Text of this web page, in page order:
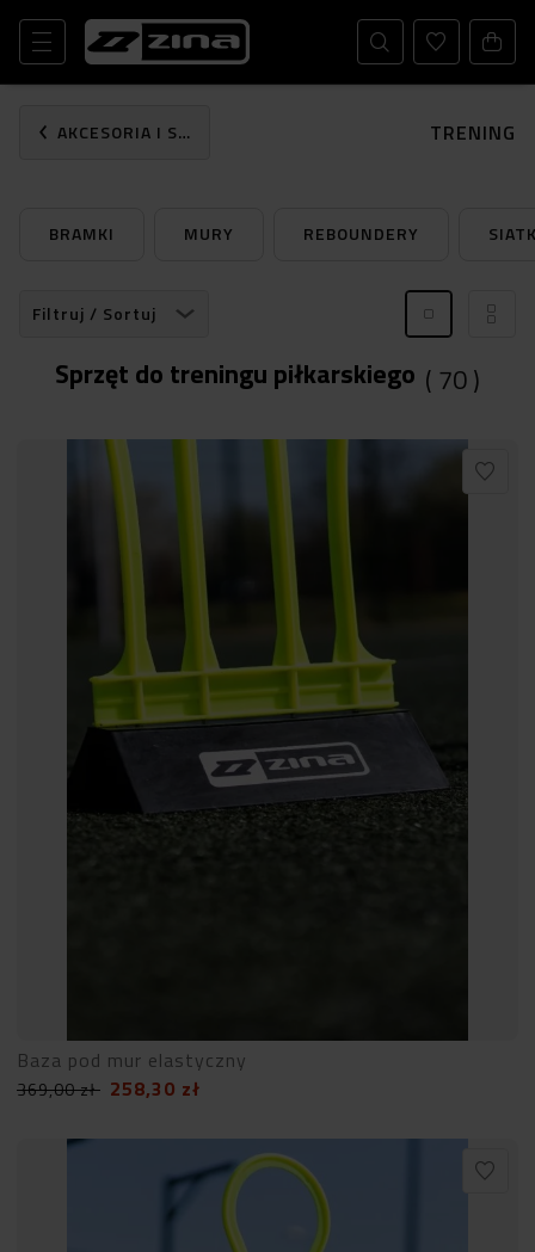
AKCESORIA I SPRZĘT SPORTOWY TRENING
BRAMKI MURY REBOUNDERY
Filtruj / Sortuj
Sprzęt do treningu piłkarskiego ( 70)
Baza pod mur elastyczny
369,00zł 258,30 zł